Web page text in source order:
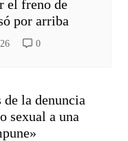
el freno de
por arriba
0
de la denuncia
sexual a una
»